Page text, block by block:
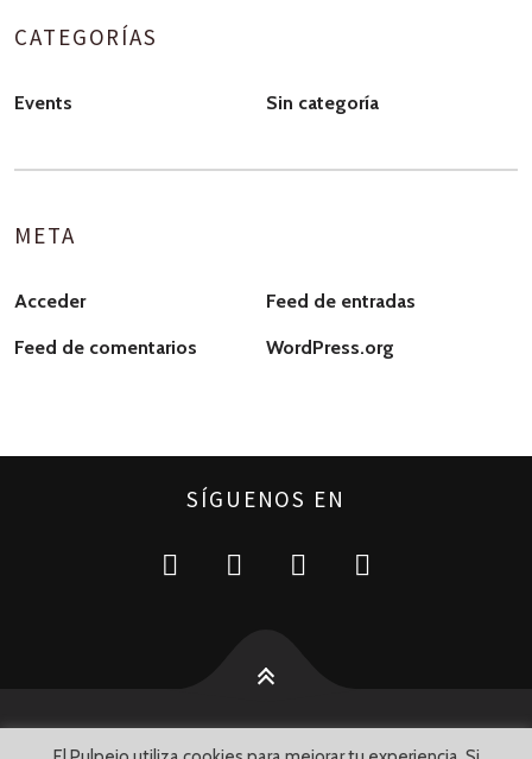
CATEGORÍAS
Events Sin categoría
META
Acceder Feed de entradas
Feed de comentarios WordPress.org
SÍGUENOS EN